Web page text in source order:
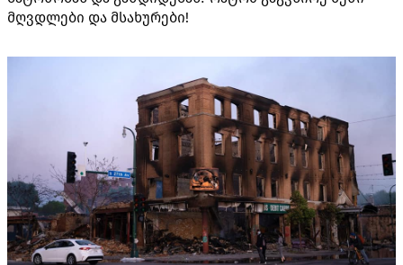
მღვდლები და მსახურები!